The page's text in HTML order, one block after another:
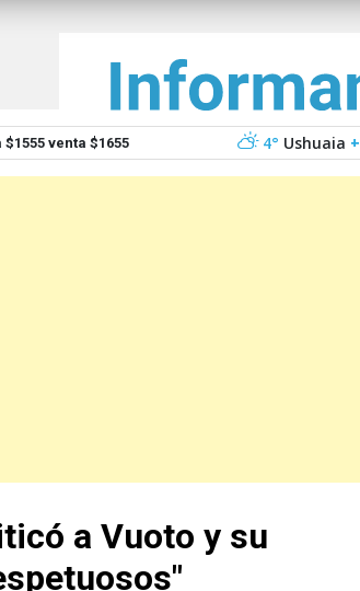
venta $1655 4° Ushuaia +
a Vuoto y su